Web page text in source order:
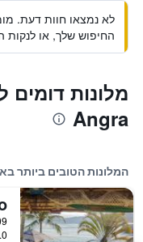
לא נמצאו חוות דעת.
החיפוש שלך, או לנקות
Angra
המלונות הטובים ביותר
0.0